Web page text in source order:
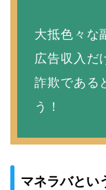
大抵色々な
広告収入だ
詐欺である
う！
マネラバとい